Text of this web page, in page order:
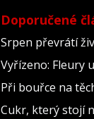
Doporučené
Srpen převrátí
Vyřízeno: Fleury
Při bouřce na
Cukr, který stojí